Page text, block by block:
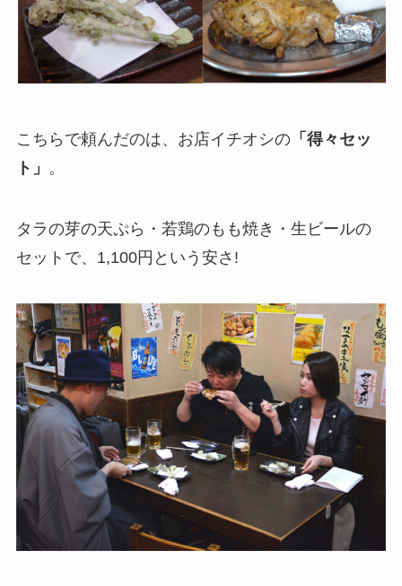
こちらで頼んだのは、お店イチオシの「得々セッ
ト」 。
タラの芽の天ぷら・若鶏のもも焼き・生ビールの
セットで、1,100円という安さ!